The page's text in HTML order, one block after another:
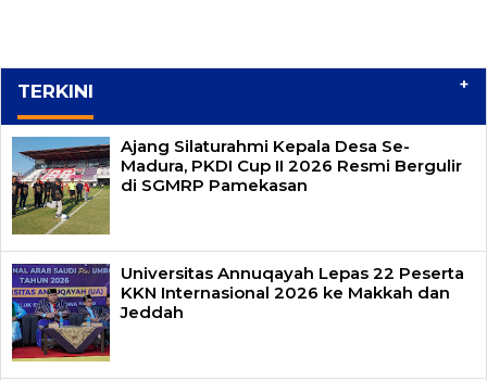
TERKINI +
Ajang Silaturahmi Kepala Desa Se-
Madura, PKDI Cup II 2026 Resmi Bergulir
di SGMRP Pamekasan
Universitas Annuqayah Lepas 22 Peserta
KKN Internasional 2026 ke Makkah dan
Jeddah